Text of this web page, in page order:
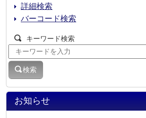
お知らせ
詳細検索
バーコード検索
キーワード検索
検索